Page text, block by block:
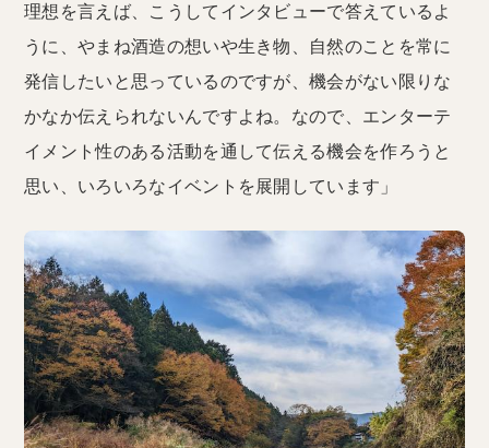
理想を言えば、こうしてインタビューで答えているよ
うに、やまね酒造の想いや生き物、自然のことを常に
発信したいと思っているのですが、機会がない限りな
かなか伝えられないんですよね。なので、エンターテ
イメント性のある活動を通して伝える機会を作ろうと
思い、いろいろなイベントを展開しています」